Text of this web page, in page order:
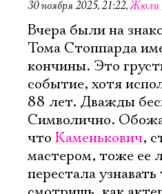
30 ноября 2025, 21:22,Жюли
Вчера были на
Тома Стоппарда
кончины. Это
событие, хотя
88 лет. Дважды
Символично.
что Каменькович,
мастером, тоже ее
перестала